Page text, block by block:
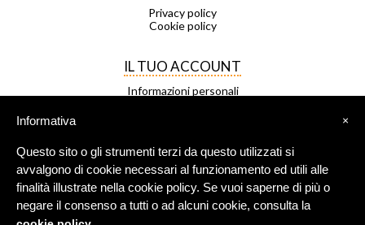
Privacy policy
Cookie policy
IL TUO ACCOUNT
Informazioni personali
Le mie liste di desideri
I miei avvisi
FRANCHISING
×
Informativa
Questo sito o gli strumenti terzi da questo utilizzati si
avvalgono di cookie necessari al funzionamento ed utili alle
finalità illustrate nella cookie policy. Se vuoi saperne di più o
negare il consenso a tutti o ad alcuni cookie, consulta la